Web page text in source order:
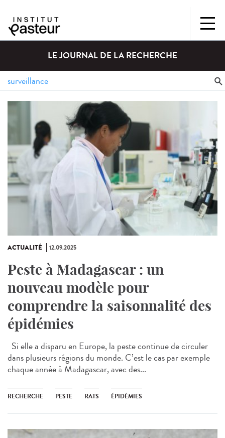
LE JOURNAL DE LA RECHERCHE
ACTUALITÉ 12.09.2025
Peste à Madagascar : un
nouveau modèle pour
comprendre la saisonnalité des
épidémies
Si elle a disparu en Europe, la peste continue de circuler
dans plusieurs régions du monde. C’est le cas par exemple
chaque année à Madagascar, avec des...
RECHERCHE PESTE RATS ÉPIDÉMIES